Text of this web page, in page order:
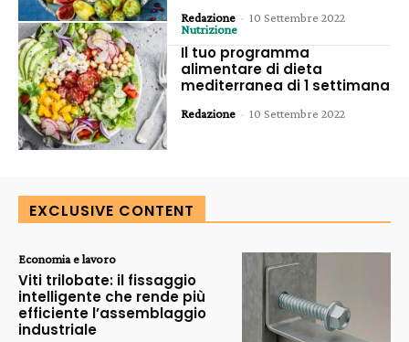
Redazione - 10 Settembre 2022
Nutrizione
Il tuo programma
alimentare di dieta
mediterranea di 1 settimana
Redazione - 10 Settembre 2022
EXCLUSIVE CONTENT
Economia e lavoro
Viti trilobate: il fissaggio
intelligente che rende più
efficiente l’assemblaggio
industriale